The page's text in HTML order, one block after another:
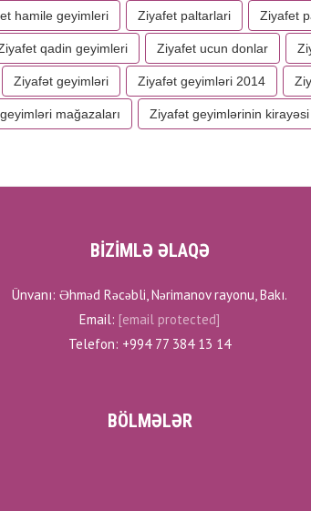
hamile geyimleri Ziyafet paltarlari Ziyafet
qadin geyimleri Ziyafet ucun donlar
Ziyafət geyimləri Ziyafət geyimləri 2014
mağazaları Ziyafət geyimlərinin kirayəsi
BİZİMLƏ ƏLAQƏ
Ünvanı: Əhməd Rəcəbli, Nərimanov rayonu, Bakı.
Email: [email protected]
Telefon: +994 77 384 13 14
BÖLMƏLƏR